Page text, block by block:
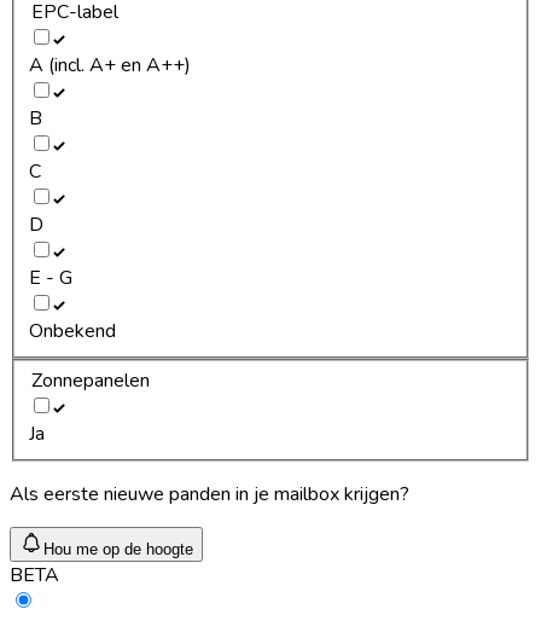
EPC-label
A (incl. A+ en A++)
B
C
D
E - G
Onbekend
Zonnepanelen
Ja
Als eerste nieuwe panden in je mailbox krijgen?
Hou me op de hoogte
BETA